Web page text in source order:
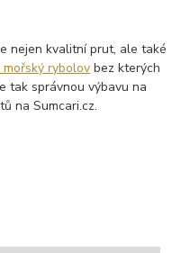
nejen kvalitní prut, ale také
rybolov bez kterých
tak správnou výbavu na
na Sumcari.cz.